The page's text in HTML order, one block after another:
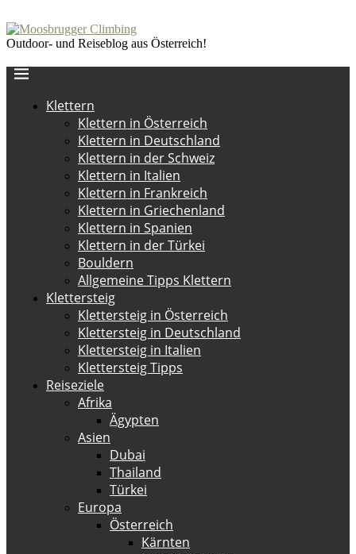
Outdoor- und Reiseblog aus Österreich!
Klettern
Klettern in Österreich
Klettern in Deutschland
Klettern in der Schweiz
Klettern in Italien
Klettern in Frankreich
Klettern in Griechenland
Klettern in Spanien
Klettern in der Türkei
Bouldern
Allgemeine Tipps Klettern
Klettersteig
Klettersteig in Österreich
Klettersteig in Deutschland
Klettersteig in Italien
Klettersteig Tipps
Reiseziele
Afrika
Ägypten
Asien
Dubai
Thailand
Türkei
Europa
Österreich
Kärnten